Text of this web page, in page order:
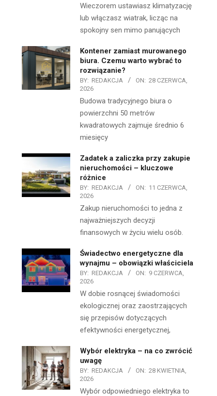
Wieczorem ustawiasz klimatyzację
lub włączasz wiatrak, licząc na
spokojny sen mimo panujących
Kontener zamiast murowanego
biura. Czemu warto wybrać to
rozwiązanie?
BY: REDAKCJA ON: 28 CZERWCA,
2026
Budowa tradycyjnego biura o
powierzchni 50 metrów
kwadratowych zajmuje średnio 6
miesięcy
Zadatek a zaliczka przy zakupie
nieruchomości – kluczowe
różnice
BY: REDAKCJA ON: 11 CZERWCA,
2026
Zakup nieruchomości to jedna z
najważniejszych decyzji
finansowych w życiu wielu osób.
Świadectwo energetyczne dla
wynajmu – obowiązki właściciela
BY: REDAKCJA ON: 9 CZERWCA,
2026
W dobie rosnącej świadomości
ekologicznej oraz zaostrzających
się przepisów dotyczących
efektywności energetycznej,
Wybór elektryka – na co zwrócić
uwagę
BY: REDAKCJA ON: 28 KWIETNIA,
2026
Wybór odpowiedniego elektryka to